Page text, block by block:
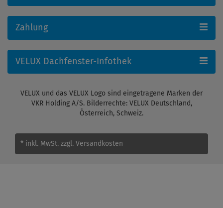
Zahlung
VELUX Dachfenster-Infothek
VELUX und das VELUX Logo sind eingetragene Marken der
VKR Holding A/S. Bilderrechte: VELUX Deutschland,
Österreich, Schweiz.
* inkl. MwSt. zzgl. Versandkosten